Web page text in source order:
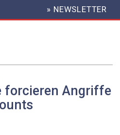
HEADER
MENU
» NEWSLETTER
forcieren Angriffe